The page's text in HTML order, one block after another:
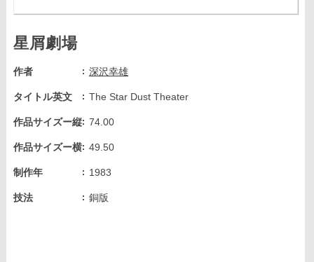
星屑劇場
作者 深沢幸雄
タイトル英文 The Star Dust Theater
作品サイズー縦 74.00
作品サイズー横 49.50
制作年 1983
技法 銅版